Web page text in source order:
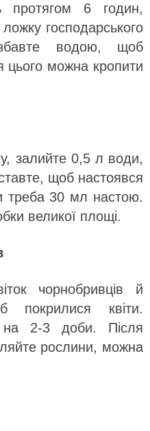
протягом 6 годин,
господарського
водою, щоб
цього можна кропити
залийте 0,5 л води,
щоб настоявся
30 мл настою.
великої площі.
чорнобривців й
квіти.
на 2-3 доби. Після
рослини, можна